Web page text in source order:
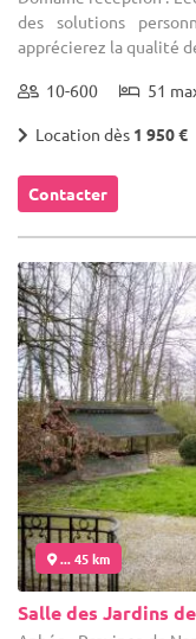
des solutions
apprécierez la qualité
10-600 51
Location dès 1 950 €
Contacter
... 45 km
Salle des Jardins